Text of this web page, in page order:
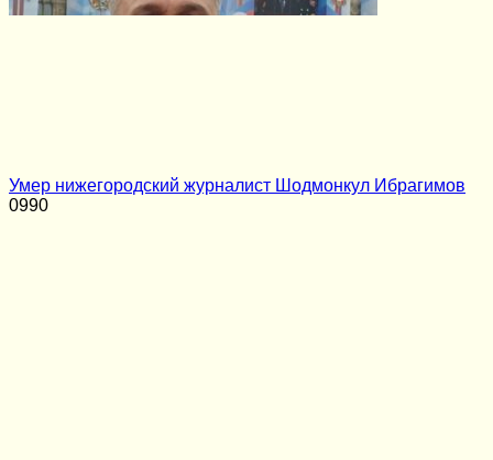
Умер нижегородский журналист Шодмонкул Ибрагимов
0990